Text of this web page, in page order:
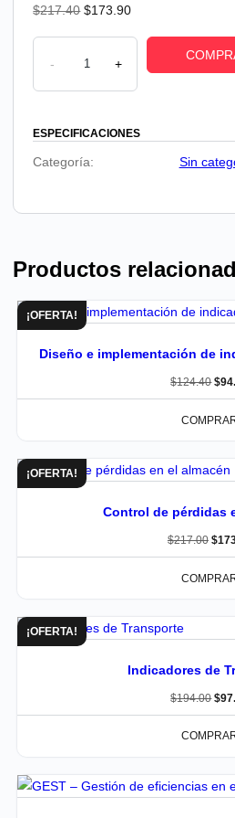
$217.40 $173.90
- +
ESPECIFICACIONES
Categoría: Sin
Productos
¡OFERTA!
Diseño e implementación de
$124.40 $
¡OFERTA!
Control de pérdidas
$217.00 $
¡OFERTA!
Indicadores de
$194.00 $